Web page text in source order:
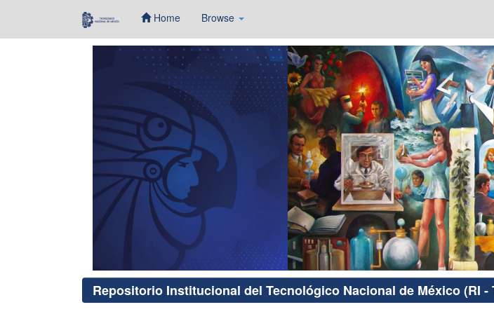
Home Browse
Repositorio Institucional del Tecnológico Nacional de México (RI -